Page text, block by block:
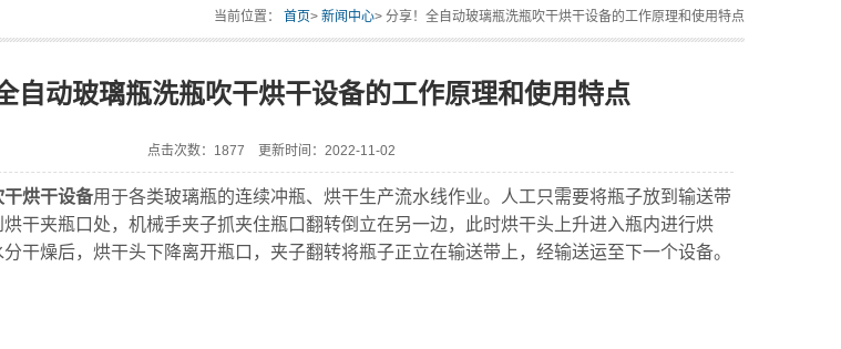
当前位置： 首页> 新闻中心> 分享！全自动玻璃瓶洗瓶吹干烘干设备的工作原理和使用特点
自动玻璃瓶洗瓶吹干烘干设备的工作原理和使用特点
点击次数：1877 更新时间：2022-11-02
烘干设备用于各类玻璃瓶的连续冲瓶、烘干生产流水线作业。人工只需要将瓶子放到输送带
烘干夹瓶口处，机械手夹子抓夹住瓶口翻转倒立在另一边，此时烘干头上升进入瓶内进行烘
干燥后，烘干头下降离开瓶口，夹子翻转将瓶子正立在输送带上，经输送运至下一个设备。